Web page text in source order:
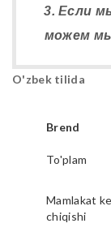
3. Если
можем
O'zbek tilida
Brend
To'plam
Mamlakat
chiqishi